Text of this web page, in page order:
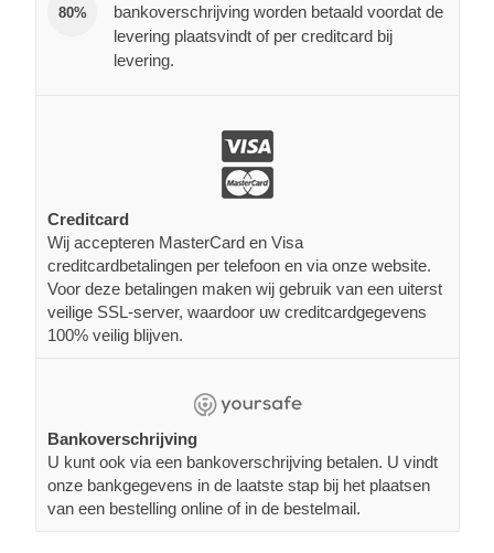
80%
bankoverschrijving worden betaald voordat de
levering plaatsvindt of per creditcard bij
levering.
Creditcard
Wij accepteren MasterCard en Visa
creditcardbetalingen per telefoon en via onze website.
Voor deze betalingen maken wij gebruik van een uiterst
veilige SSL-server, waardoor uw creditcardgegevens
100% veilig blijven.
Bankoverschrijving
U kunt ook via een bankoverschrijving betalen. U vindt
onze bankgegevens in de laatste stap bij het plaatsen
van een bestelling online of in de bestelmail.